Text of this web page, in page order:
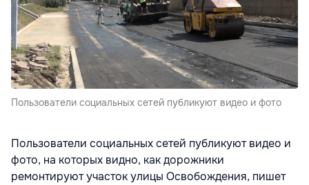
Пользователи социальных сетей публикуют видео и фото
Пользователи социальных сетей публикуют видео и
фото, на которых видно, как дорожники
ремонтируют участок улицы Освобождения, пишет